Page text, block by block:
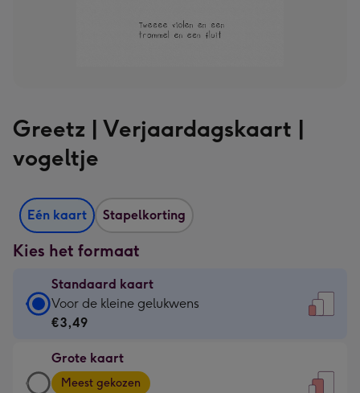
Greetz | Verjaardagskaart |
vogeltje
Eén kaart Stapelkorting
Kies het formaat
Standaard kaart
Standaard
kaart
€3,49
-
Voor de kleine gelukwens
€3,49
Grote kaart
Grote
Meest gekozen